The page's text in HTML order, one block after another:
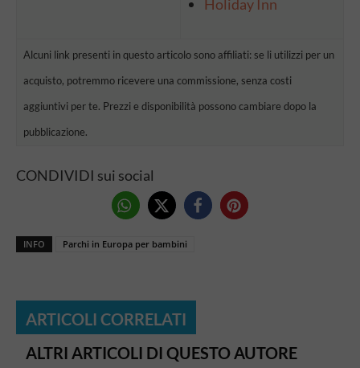
Holiday Inn
Alcuni link presenti in questo articolo sono affiliati: se li utilizzi per un
acquisto, potremmo ricevere una commissione, senza costi
aggiuntivi per te. Prezzi e disponibilità possono cambiare dopo la
pubblicazione.
CONDIVIDI sui social
INFO Parchi in Europa per bambini
ARTICOLI CORRELATI
ALTRI ARTICOLI DI QUESTO AUTORE